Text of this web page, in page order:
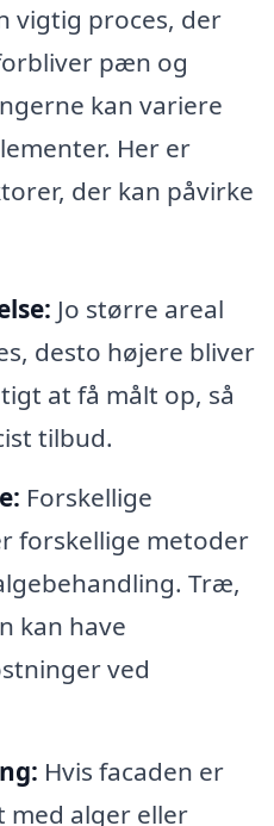
vigtig proces, der
pæn og
kan variere
Her er
der kan påvirke
Jo større areal
desto højere bliver
at få målt op, så
tilbud.
Forskellige
forskellige metoder
Træ,
kan have
ved
Hvis facaden er
med alger eller